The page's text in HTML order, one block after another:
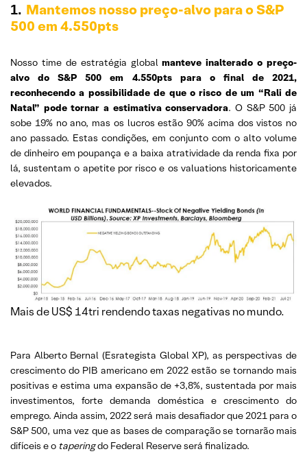
1. Mantemos nosso preço-alvo para o S&P
500 em 4.550pts
Nosso time de estratégia globalmanteve inalterado o preço-
alvo do S&P 500 em 4.550pts para o final de 2021,
reconhecendo a possibilidade de que o risco de um “Rali de
Natal” pode tornar a estimativa conservadora. O S&P 500 já
sobe 19% no ano, mas os lucros estão 90% acima dos vistos no
ano passado. Estas condições, em conjunto com o alto volume
de dinheiro em poupança e a baixa atratividade da renda fixa por
lá, sustentam o apetite por risco e os valuations historicamente
elevados.
Mais de US$ 14tri rendendo taxas negativas no mundo.
Para Alberto Bernal (Esrategista Global XP), as perspectivas de
crescimento do PIB americano em 2022 estão se tornando mais
positivas e estima uma expansão de +3,8%, sustentada por mais
investimentos, forte demanda doméstica e crescimento do
emprego. Ainda assim, 2022 será mais desafiador que 2021 para o
S&P 500, uma vez que as bases de comparação se tornarão mais
difíceis e o taperingdo Federal Reserve será finalizado.